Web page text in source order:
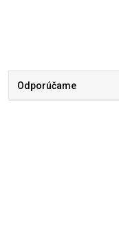
Odporúčame